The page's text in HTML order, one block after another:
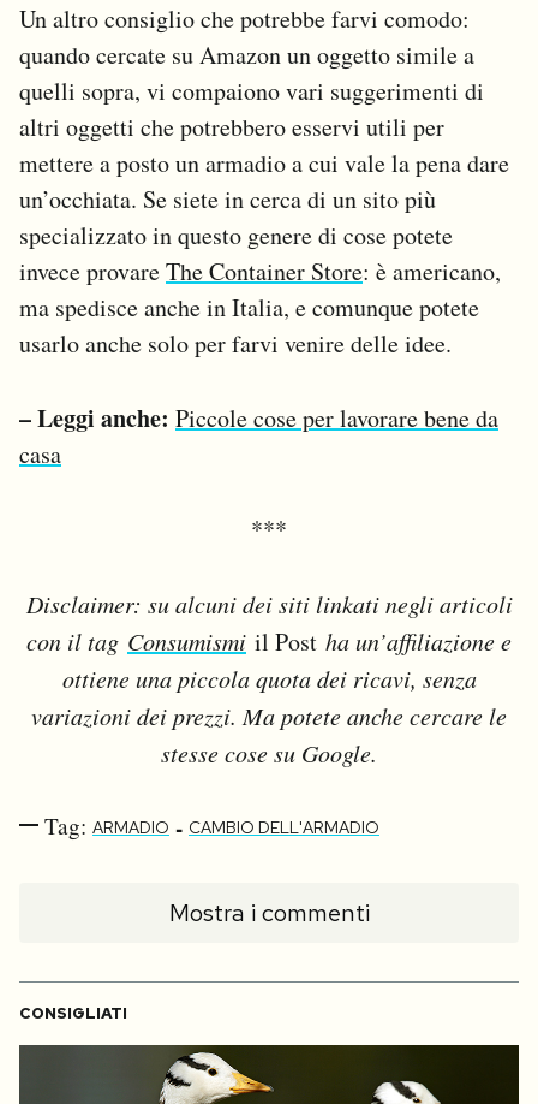
Un altro consiglio che potrebbe farvi comodo:
quando cercate su Amazon un oggetto simile a
quelli sopra, vi compaiono vari suggerimenti di
altri oggetti che potrebbero esservi utili per
mettere a posto un armadio a cui vale la pena dare
un’occhiata. Se siete in cerca di un sito più
specializzato in questo genere di cose potete
invece provareThe Container Store: è americano,
ma spedisce anche in Italia, e comunque potete
usarlo anche solo per farvi venire delle idee.
– Leggi anche: Piccole cose per lavorare bene da
casa
***
Disclaimer: su alcuni dei siti linkati negli articoli
con il tag Consumismi il Post ha un’affiliazione e
ottiene una piccola quota dei ricavi, senza
variazioni dei prezzi. Ma potete anche cercare le
stesse cose su Google.
Tag: ARMADIO - CAMBIO DELL'ARMADIO
Mostra i commenti
CONSIGLIATI